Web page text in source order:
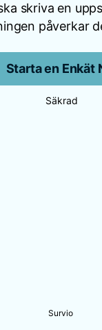
skriva en
påverkar
Starta en Enkät
Säkrad
Survio